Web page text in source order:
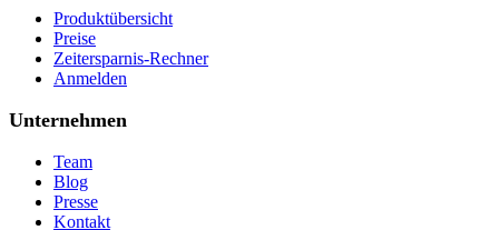
Produktübersicht
Preise
Zeitersparnis-Rechner
Anmelden
Unternehmen
Team
Blog
Presse
Kontakt